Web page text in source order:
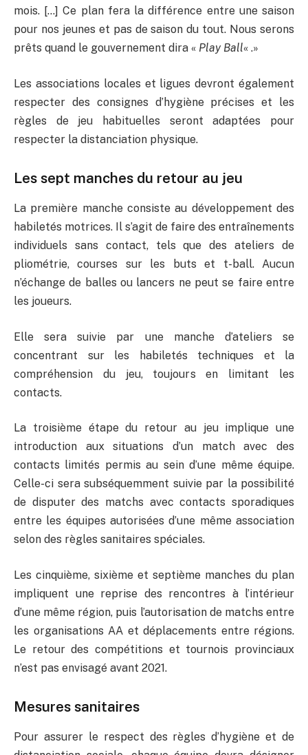
mois. […] Ce plan fera la différence entre une saison
pour nos jeunes et pas de saison du tout. Nous serons
prêts quand le gouvernement dira « Play Ball« .»
Les associations locales et ligues devront également
respecter des consignes d’hygiène précises et les
règles de jeu habituelles seront adaptées pour
respecter la distanciation physique.
Les sept manches du retour au jeu
La première manche consiste au développement des
habiletés motrices. Il s’agit de faire des entraînements
individuels sans contact, tels que des ateliers de
pliométrie, courses sur les buts et t-ball. Aucun
n’échange de balles ou lancers ne peut se faire entre
les joueurs.
Elle sera suivie par une manche d’ateliers se
concentrant sur les habiletés techniques et la
compréhension du jeu, toujours en limitant les
contacts.
La troisième étape du retour au jeu implique une
introduction aux situations d’un match avec des
contacts limités permis au sein d’une même équipe.
Celle-ci sera subséquemment suivie par la possibilité
de disputer des matchs avec contacts sporadiques
entre les équipes autorisées d’une même association
selon des règles sanitaires spéciales.
Les cinquième, sixième et septième manches du plan
impliquent une reprise des rencontres à l’intérieur
d’une même région, puis l’autorisation de matchs entre
les organisations AA et déplacements entre régions.
Le retour des compétitions et tournois provinciaux
n’est pas envisagé avant 2021.
Mesures sanitaires
Pour assurer le respect des règles d’hygiène et de